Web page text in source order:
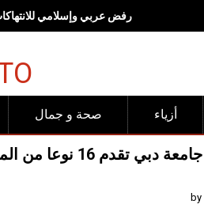
رفض عربي وإسلامي
صحة و جمال أزياء
اعتبارا من العام